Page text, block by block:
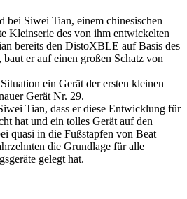
bei Siwei Tian, einem chinesischen
Kleinserie des von ihm entwickelten
bereits den DistoXBLE auf Basis des
er auf einen großen Schatz von
ein Gerät der ersten kleinen
Gerät Nr. 29.
Tian, dass er diese Entwicklung für
hat und ein tolles Gerät auf den
quasi in die Fußstapfen von Beat
die Grundlage für alle
gelegt hat.